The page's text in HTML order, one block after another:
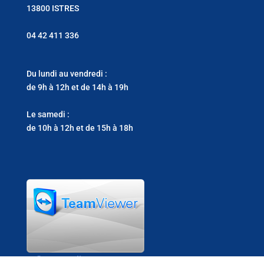
13800 ISTRES
04 42 411 336
Du lundi au vendredi :
de 9h à 12h et de 14h à 19h
Le samedi :
de 10h à 12h et de 15h à 18h
Support clients